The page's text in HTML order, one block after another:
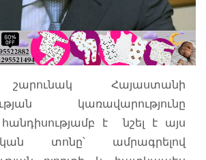
Հայաստանի
կառավարությունը
է նշել է այս
տոնը՝ ամրագրելով